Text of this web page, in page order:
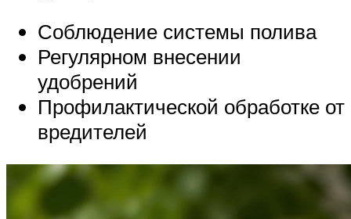
Соблюдение системы полива
Регулярном внесении
удобрений
Профилактической обработке от
вредителей